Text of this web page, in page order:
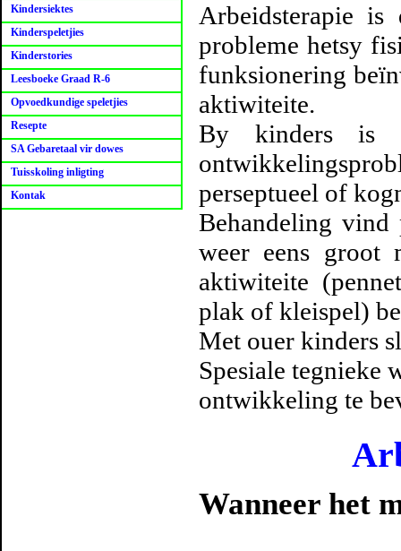
Kindersiektes
Kinderspeletjies
Kinderstories
Leesboeke Graad R-6
Opvoedkundige speletjies
Resepte
SA Gebaretaal vir dowes
Tuisskoling inligting
Kontak
Arbeidsterapie
probleme hetsy
funksionering
aktiwiteite.
By kinders is
perseptueel of
Behandeling vind
weer eens groot
aktiwiteite
plak of kleispel)
Met ouer kinders
Spesiale tegnieke
ontwikkeling te
Wanneer het